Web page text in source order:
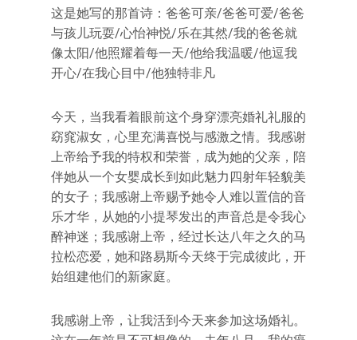
这是她写的那首诗：爸爸可亲/爸爸可爱/爸爸
与孩儿玩耍/心怡神悦/乐在其然/我的爸爸就
像太阳/他照耀着每一天/他给我温暖/他逗我
开心/在我心目中/他独特非凡
今天，当我看着眼前这个身穿漂亮婚礼礼服的
窈窕淑女，心里充满喜悦与感激之情。我感谢
上帝给予我的特权和荣誉，成为她的父亲，陪
伴她从一个女婴成长到如此魅力四射年轻貌美
的女子；我感谢上帝赐予她令人难以置信的音
乐才华，从她的小提琴发出的声音总是令我心
醉神迷；我感谢上帝，经过长达八年之久的马
拉松恋爱，她和路易斯今天终于完成彼此，开
始组建他们的新家庭。
我感谢上帝，让我活到今天来参加这场婚礼。